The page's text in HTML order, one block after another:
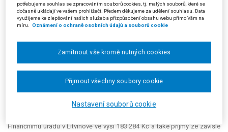
částky životního minima rodiny, přičemž pro účely výpočtu průměrného
měsíčního příjmu a životního minima rodiny byly společně posuzovány
osoby: nezletilá, jejíž životní minimum činilo 1 600 Kč a příjem činil 0 Kč,
Doložený měsíční průměr příjmů rodiny v rozhodném období za rok
2008 tak činil dle správního orgánu I. stupně 23 392,75 Kč, a tedy
rodiny, která činila 7 080 Kč, tj. 17 700 Kč. Do rozhodného období roku
podkladů získaných od Finančního úřadu v Litvínově a dále zjištěných
Finančnímu úřadu v Litvínově ve výši 183 284 Kč a také příjmy ze závislé
potřebujeme souhlas se zpracováním souborů cookies, tj. malých souborů, které se
dočasně ukládají ve vašem prohlížeči. Předem děkujeme za udělení souhlasu. Data
využijeme ke zlepšování našich služeb a přizpůsobení obsahu webu přímo Vám na
míru.
Oznámení o ochraně osobních údajů a souborů cookie
Nastavení souborů cookie
Zamítnout vše kromě nutných cookies
Přijmout všechny soubory cookie